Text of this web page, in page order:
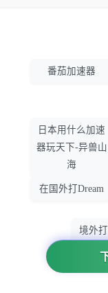
番茄加速器
日本用什么加速
器玩天下-异兽山
海
在国外打Dream
境外
加速